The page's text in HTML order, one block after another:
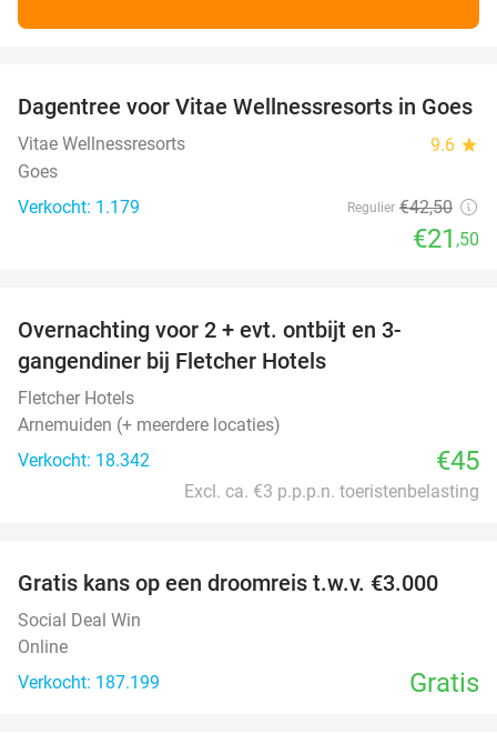
49%
Dagentree voor Vitae Wellnessresorts in Goes
Vitae Wellnessresorts 9.6 star
Goes
Verkocht: 1.179
Regulier €42,50
€21 ,50
Overnachting voor 2 + evt. ontbijt en 3-
gangendiner bij Fletcher Hotels
Fletcher Hotels
Arnemuiden (+ meerdere locaties)
Verkocht: 18.342
€45
Excl. ca. €3 p.p.p.n. toeristenbelasting
Gratis kans op een droomreis t.w.v. €3.000
Social Deal Win
Online
Verkocht: 187.199
Gratis